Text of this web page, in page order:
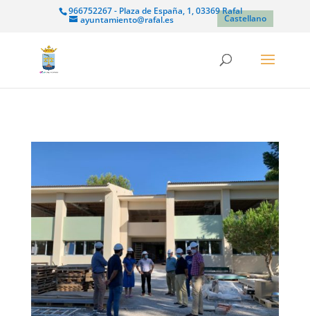
966752267 - Plaza de España, 1, 03369 Rafal
ayuntamiento@rafal.es Castellano